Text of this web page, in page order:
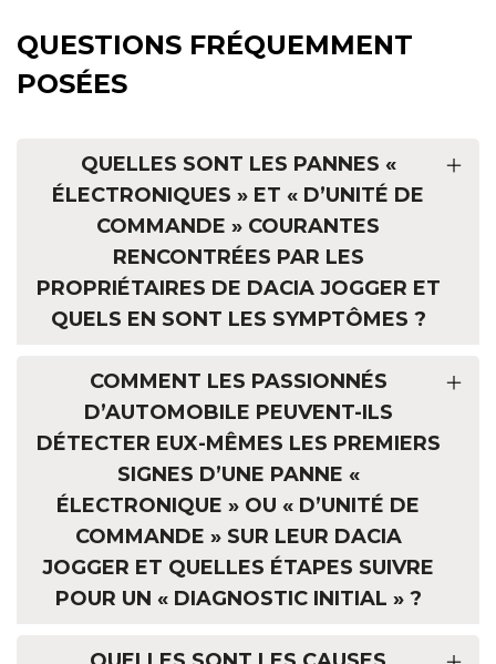
QUESTIONS FRÉQUEMMENT
POSÉES
QUELLES SONT LES PANNES «
ÉLECTRONIQUES » ET « D’UNITÉ DE
COMMANDE » COURANTES
RENCONTRÉES PAR LES
PROPRIÉTAIRES DE DACIA JOGGER ET
QUELS EN SONT LES SYMPTÔMES ?
COMMENT LES PASSIONNÉS
D’AUTOMOBILE PEUVENT-ILS
DÉTECTER EUX-MÊMES LES PREMIERS
SIGNES D’UNE PANNE «
ÉLECTRONIQUE » OU « D’UNITÉ DE
COMMANDE » SUR LEUR DACIA
JOGGER ET QUELLES ÉTAPES SUIVRE
POUR UN « DIAGNOSTIC INITIAL » ?